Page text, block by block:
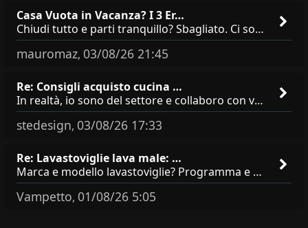
Casa Vuota in Vacanza? I 3 Er…
Chiudi tutto e parti tranquillo? Sbagliato. Ci sono 3 comportamenti che dicono ai ladri &quot;sono via per due settimane
mauromaz, 03/08/26 21:45
Re: Consigli acquisto cucina …
In realtà, io sono del settore e collaboro con vari negozi, ti possono dire che sono tutti brand abbastanza simili come
stedesign, 03/08/26 17:33
Re: Lavastoviglie lava male: …
Marca e modello lavastoviglie? Programma e Deterisvo utilizzato ? Decalcificatore è regolato in in base alla durezza
Vampetto, 01/08/26 5:05